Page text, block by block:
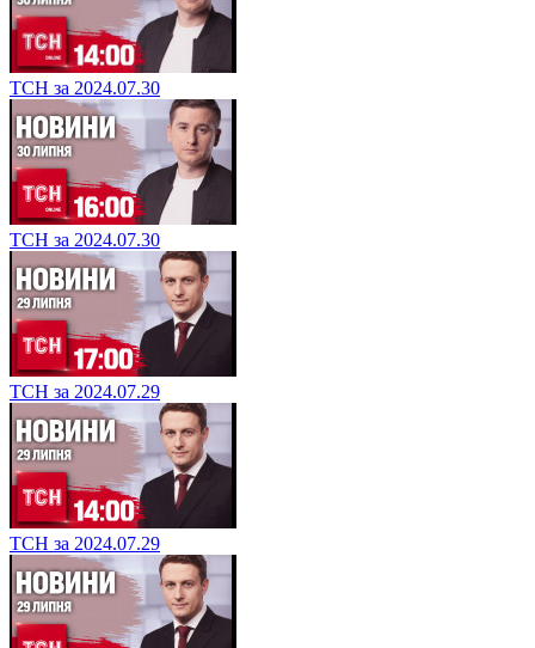
ТСН за 2024.07.30
ТСН за 2024.07.30
ТСН за 2024.07.29
ТСН за 2024.07.29